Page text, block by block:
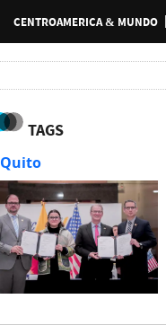
CENTROAMERICA & MUNDO
TAGS
Quito